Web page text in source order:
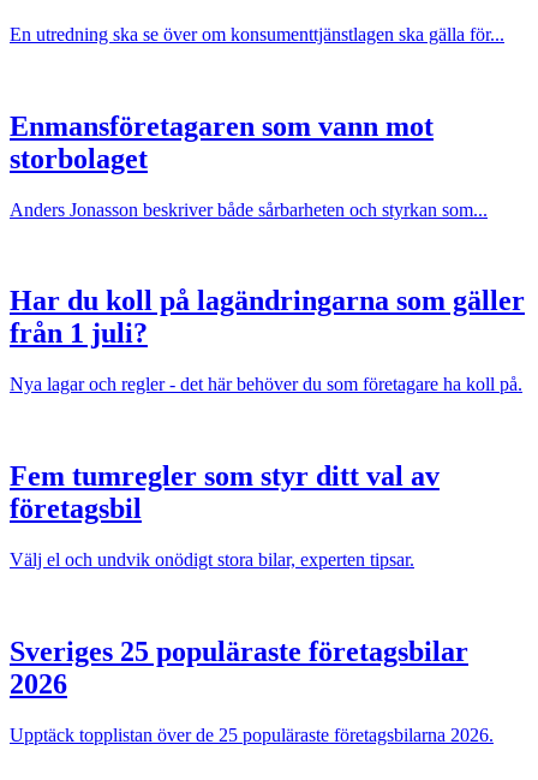
En utredning ska se över om konsumenttjänstlagen ska gälla för...
Enmansföretagaren som vann mot
storbolaget
Anders Jonasson beskriver både sårbarheten och styrkan som...
Har du koll på lagändringarna som gäller
från 1 juli?
Nya lagar och regler - det här behöver du som företagare ha koll på.
Fem tumregler som styr ditt val av
företagsbil
Välj el och undvik onödigt stora bilar, experten tipsar.
Sveriges 25 populäraste företagsbilar
2026
Upptäck topplistan över de 25 populäraste företagsbilarna 2026.